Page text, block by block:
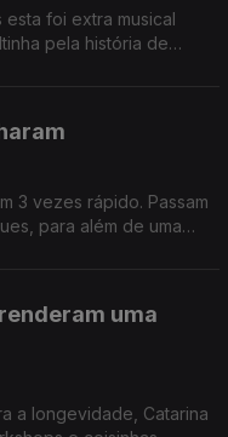
esta foi extra musical
pela história de
3 vezes rápido. Passam
para além de uma
uma
a longevidade, Catarina